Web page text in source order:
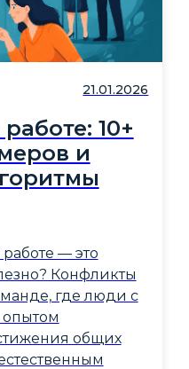
21.01.2026
10+
и
— это
Конфликты
где люди с
общих